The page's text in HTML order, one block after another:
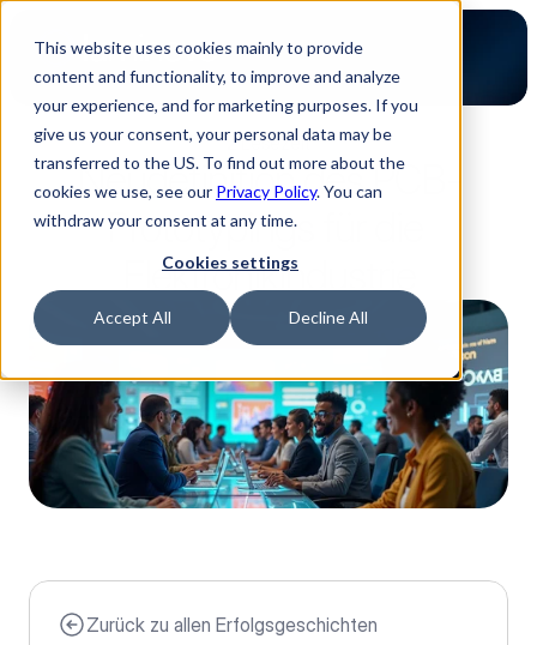
This website uses cookies mainly to provide
content and functionality, to improve and analyze
your experience, and for marketing purposes. If you
give us your consent, your personal data may be
transferred to the US. To find out more about the
cookies we use, see our Privacy Policy. You can
withdraw your consent at any time.
Cookies settings
Accept All Decline All
2 Lesezeit
Neudefinition des PCB-
Prototypings für die
Elektronikindustrie
Zurück zu allen Erfolgsgeschichten